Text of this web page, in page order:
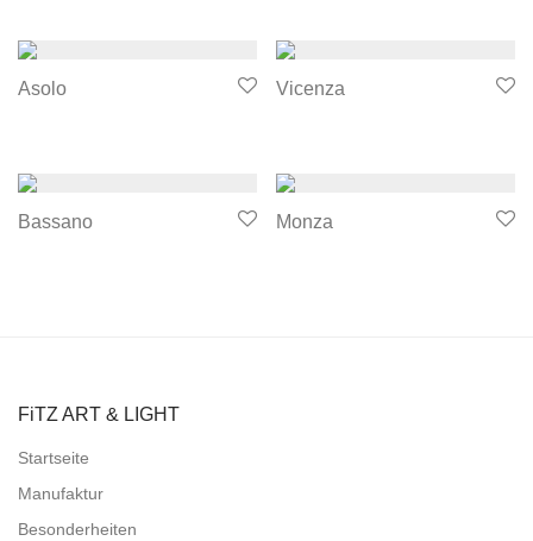
Asolo Vicenza
Bassano Monza
FiTZ ART & LIGHT
Startseite
Manufaktur
Besonderheiten